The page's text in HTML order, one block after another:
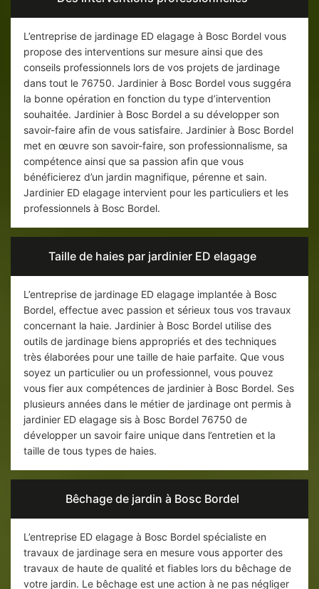
L’entreprise de jardinage ED elagage à Bosc Bordel vous
propose des interventions sur mesure ainsi que des
conseils professionnels lors de vos projets de jardinage
dans tout le 76750. Jardinier à Bosc Bordel vous suggéra
la bonne opération en fonction du type d’intervention
souhaitée. Jardinier à Bosc Bordel a su développer son
savoir-faire afin de vous satisfaire. Jardinier à Bosc Bordel
met en œuvre son savoir-faire, son professionnalisme, sa
compétence ainsi que sa passion afin que vous
bénéficierez d’un jardin magnifique, pérenne et sain.
Jardinier ED elagage intervient pour les particuliers et les
professionnels à Bosc Bordel.
Taille de haies par jardinier ED elagage
L’entreprise de jardinage ED elagage implantée à Bosc
Bordel, effectue avec passion et sérieux tous vos travaux
concernant la haie. Jardinier à Bosc Bordel utilise des
outils de jardinage biens appropriés et des techniques
très élaborées pour une taille de haie parfaite. Que vous
soyez un particulier ou un professionnel, vous pouvez
vous fier aux compétences de jardinier à Bosc Bordel. Ses
plusieurs années dans le métier de jardinage ont permis à
jardinier ED elagage sis à Bosc Bordel 76750 de
développer un savoir faire unique dans l’entretien et la
taille de tous types de haies.
Bêchage de jardin à Bosc Bordel
L’entreprise ED elagage à Bosc Bordel spécialiste en
travaux de jardinage sera en mesure vous apporter des
travaux de haute de qualité et fiables lors du bêchage de
votre jardin. Le bêchage est une action à ne pas négliger